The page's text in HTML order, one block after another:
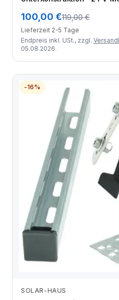
100,00 €119,00 €
Lieferzeit 2-5 Tage
Endpreis inkl. USt., zzgl.
05.08.2026.
-16%
SOLAR-HAUS